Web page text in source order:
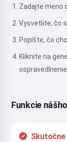
Zadajte meno
Vysvetlite, čo
Popíšte, čo
Kliknite na
ospravedlnenie
Funkcie
Skutočne